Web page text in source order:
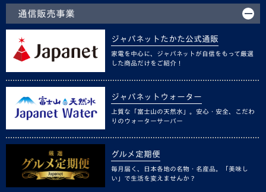
通信販売事業
ジャパネットたかた公式通販
家電を中心に、ジャパネットが自信をもって厳選
した商品だけをご紹介！
ジャパネットウォーター
上質な「富士山の天然水」。安心・安全、こだわ
りのウォーターサーバー
グルメ定期便
毎月届く、日本各地の名物・名産品。「美味し
い」で生活を変えませんか？